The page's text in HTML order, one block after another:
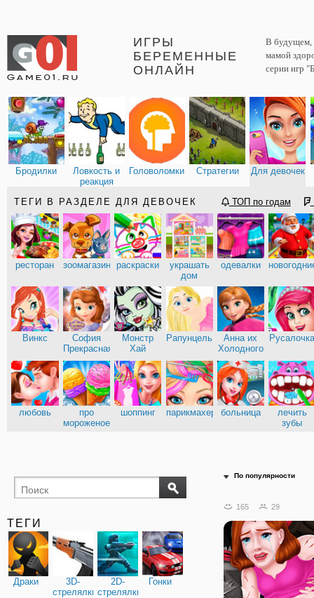
ИГРЫ
БЕРЕМЕННЫЕ
ОНЛАЙН
В будущем,
мамой
серии игр
Бродилки
Ловкость и
реакция
Головоломки Стратегии Для девочек
ТЕГИ В РАЗДЕЛЕ ДЛЯ ДЕВОЧЕК ТОП по годам
ресторан зоомагазин раскраски
украшать
дом
одевалки
Эльза из
Холодного
сердца
Кухня
Сары
Винкс
София
Прекрасная
Монстр
Хай
Рапунцель
Анна их
Холодного
сердца
любовь
про
мороженое
шоппинг парикмахерскиебольница
лечить
зубы
ТЕГИ
Драки
3D-
стрелялки
2D-
стрелялки
Гонки
По популярности
165 29